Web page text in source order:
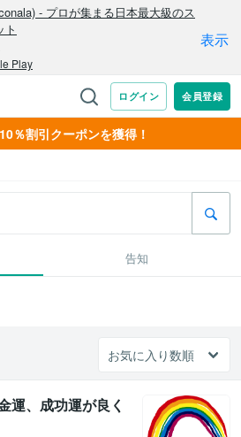
％割引クーポンを獲得！
告知
運、成功運が良く